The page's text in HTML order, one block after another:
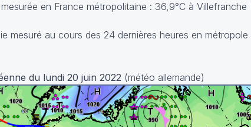
en France métropolitaine : 36,9°C à
mesuré au cours des 24 dernières heures en
du lundi 20 juin 2022 (météo allemande)